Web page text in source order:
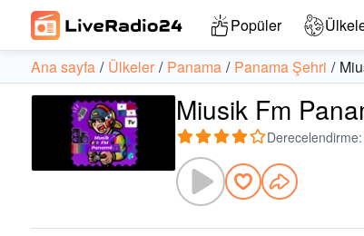
Popüler
Ana sayfa Ülkeler Panama Panama Şehri
Miusik Fm
Derecelendirme: